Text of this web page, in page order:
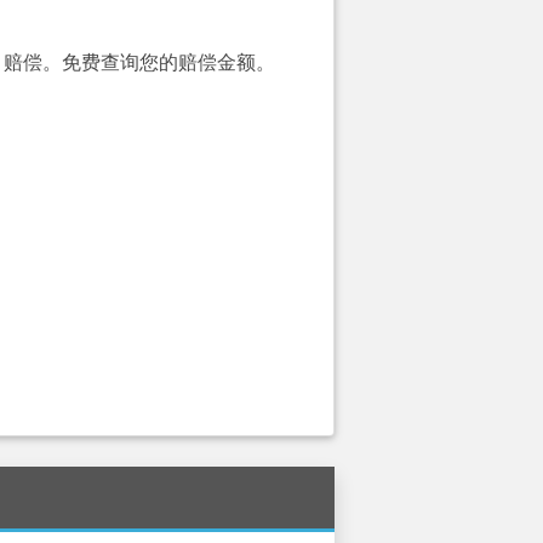
偿。免费查询您的赔偿金额。